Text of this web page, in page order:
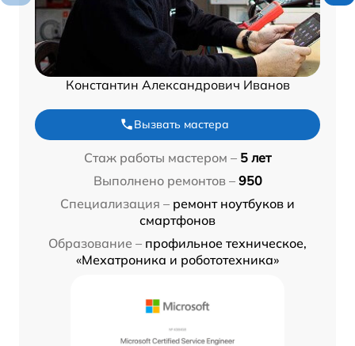
Константин Александрович Иванов
Вызвать мастера
Стаж работы мастером – 5 лет
Выполнено ремонтов – 950
Специализация – ремонт ноутбуков и
смартфонов
Образование – профильное техническое,
«Мехатроника и робототехника»